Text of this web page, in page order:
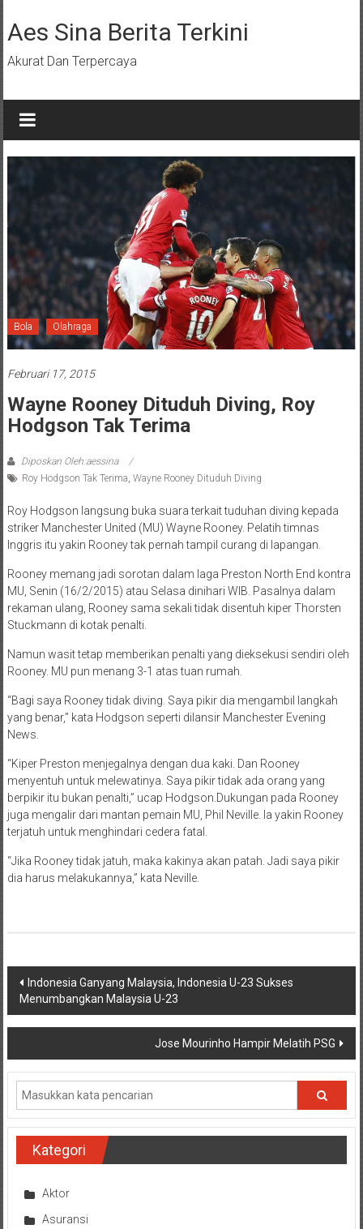
ke
konten
Aes Sina Berita Terkini
Akurat Dan Terpercaya
Bola Olahraga
Februari 17, 2015
Wayne Rooney Dituduh Diving, Roy
Hodgson Tak Terima
Diposkan Oleh:aessina
Roy Hodgson Tak Terima, Wayne Rooney Dituduh Diving
Roy Hodgson langsung buka suara terkait tuduhan diving kepada
striker Manchester United (MU) Wayne Rooney. Pelatih timnas
Inggris itu yakin Rooney tak pernah tampil curang di lapangan.
Rooney memang jadi sorotan dalam laga Preston North End kontra
MU, Senin (16/2/2015) atau Selasa dinihari WIB. Pasalnya dalam
rekaman ulang, Rooney sama sekali tidak disentuh kiper Thorsten
Stuckmann di kotak penalti.
Namun wasit tetap memberikan penalti yang dieksekusi sendiri oleh
Rooney. MU pun menang 3-1 atas tuan rumah.
“Bagi saya Rooney tidak diving. Saya pikir dia mengambil langkah
yang benar,” kata Hodgson seperti dilansir Manchester Evening
News.
“Kiper Preston menjegalnya dengan dua kaki. Dan Rooney
menyentuh untuk melewatinya. Saya pikir tidak ada orang yang
berpikir itu bukan penalti,” ucap Hodgson.Dukungan pada Rooney
juga mengalir dari mantan pemain MU, Phil Neville. Ia yakin Rooney
terjatuh untuk menghindari cedera fatal.
“Jika Rooney tidak jatuh, maka kakinya akan patah. Jadi saya pikir
dia harus melakukannya,” kata Neville.
Navigasi
pos
Indonesia Ganyang Malaysia, Indonesia U-23 Sukses
Menumbangkan Malaysia U-23
Jose Mourinho Hampir Melatih PSG
Kategori
Aktor
Asuransi